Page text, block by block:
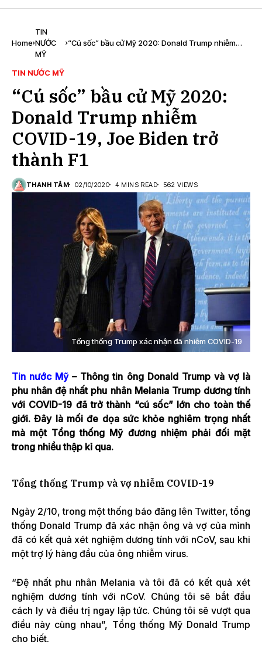
Home
TIN
NƯỚC
MỸ
“Cú sốc” bầu cử Mỹ 2020: Donald Trump nhiễm
TIN NƯỚC MỸ
“Cú sốc” bầu cử Mỹ 2020:
Donald Trump nhiễm
COVID-19, Joe Biden trở
thành F1
THANH TÂM 02/10/2020 4 MINS READ 562 VIEWS
Tổng thống Trump xác nhận đã nhiễm COVID-19
Tin nước Mỹ– Thông tin ông Donald Trump và vợ là
phu nhân đệ nhất phu nhân Melania Trump dương tính
với COVID-19 đã trở thành “cú sốc” lớn cho toàn thế
giới. Đây là mối đe dọa sức khỏe nghiêm trọng nhất
mà một Tổng thống Mỹ đương nhiệm phải đối mặt
trong nhiều thập kỉ qua.
Tổng thống Trump và vợ nhiễm COVID-19
Ngày 2/10, trong một thống báo đăng lên Twitter, tổng
thống Donald Trump đã xác nhận ông và vợ của mình
đã có kết quả xét nghiệm dương tính với nCoV, sau khi
một trợ lý hàng đầu của ông nhiễm virus.
“Đệ nhất phu nhân Melania và tôi đã có kết quả xét
nghiệm dương tính với nCoV. Chúng tôi sẽ bắt đầu
cách ly và điều trị ngay lập tức. Chúng tôi sẽ vượt qua
điều này cùng nhau”, Tổng thống Mỹ Donald Trump
cho biết.